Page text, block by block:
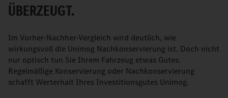
ÜBERZEUGT.
Im Vorher-Nachher-Vergleich wird deutlich, wie
wirkungsvoll die Unimog Nachkonservierung ist. Doch nicht
nur optisch tun Sie Ihrem Fahrzeug etwas Gutes.
Regelmäßige Konservierung oder Nachkonservierung
schafft Werterhalt Ihres Investitionsgutes Unimog.